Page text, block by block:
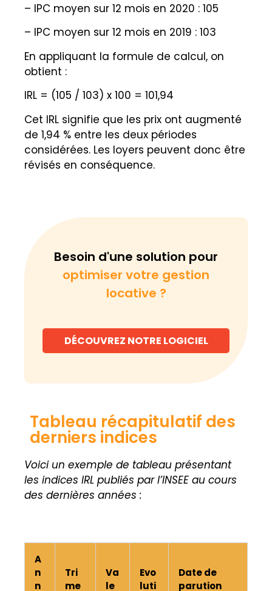
– IPC moyen sur 12 mois en 2020 : 105
– IPC moyen sur 12 mois en 2019 : 103
En appliquant la formule de calcul, on
obtient :
IRL = (105 / 103) x 100 = 101,94
Cet IRL signifie que les prix ont augmenté
de 1,94 % entre les deux périodes
considérées. Les loyers peuvent donc être
révisés en conséquence.
Besoin d'une solution pour
optimiser votre gestion
locative ?
DÉCOUVREZ NOTRE LOGICIEL
Tableau récapitulatif des
derniers indices
Voici un exemple de tableau présentant
les indices IRL publiés par l’INSEE au cours
des dernières années :
A
n
n
Tri
me
Va
le
Evo
luti
Date de
parution